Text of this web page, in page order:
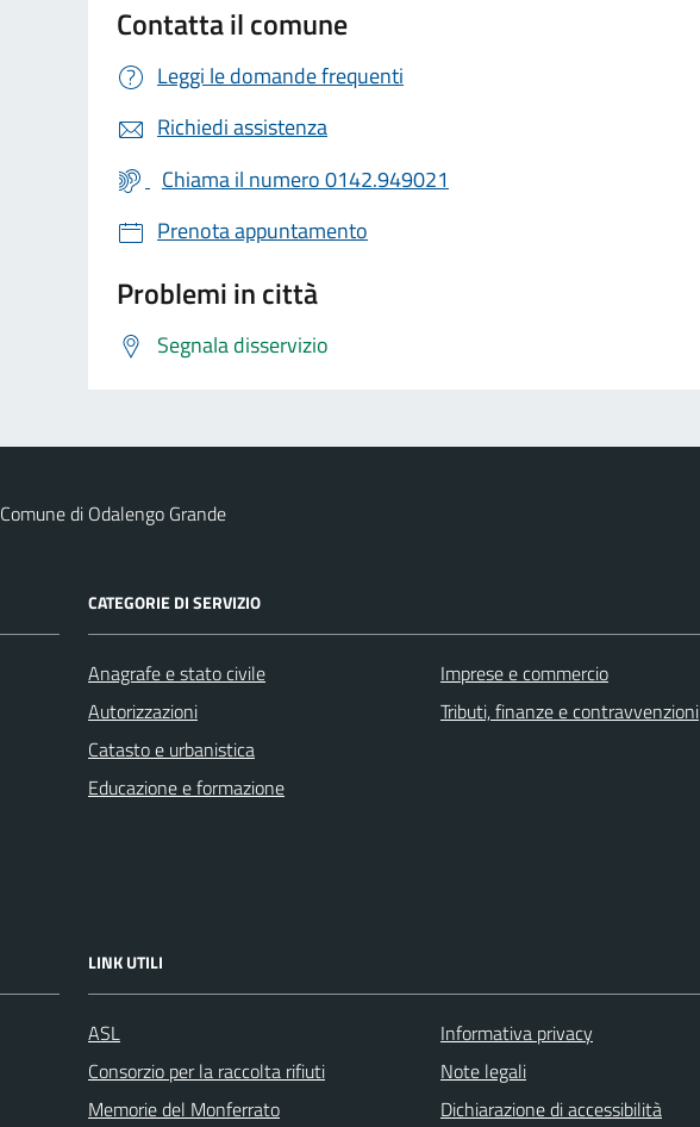
Contatta il comune
Leggi le domande frequenti
Richiedi assistenza
Chiama il numero 0142.949021
Prenota appuntamento
Problemi in città
Segnala disservizio
Comune di Odalengo Grande
CATEGORIE DI SERVIZIO
Anagrafe e stato civile
Autorizzazioni
Catasto e urbanistica
Educazione e formazione
Imprese e commercio
Tributi, finanze e contravvenzioni
LINK UTILI
ASL
Consorzio per la raccolta rifiuti
Memorie del Monferrato
Informativa privacy
Note legali
Dichiarazione di accessibilità